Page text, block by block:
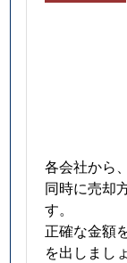
各会社から
同時に売却
す。
正確な金額
を出しまし